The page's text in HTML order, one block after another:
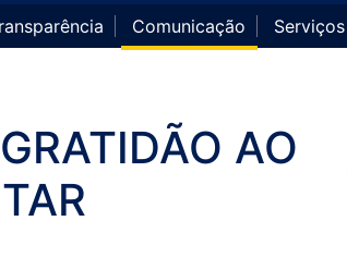
Comunicação Serviços
AO